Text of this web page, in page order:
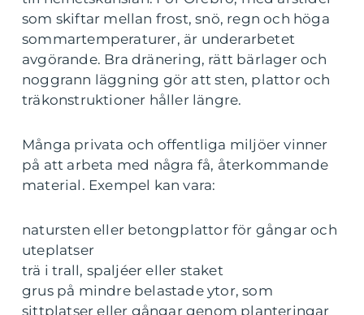
som skiftar mellan frost, snö, regn och höga
sommartemperaturer, är underarbetet
avgörande. Bra dränering, rätt bärlager och
noggrann läggning gör att sten, plattor och
träkonstruktioner håller längre.
Många privata och offentliga miljöer vinner
på att arbeta med några få, återkommande
material. Exempel kan vara:
natursten eller betongplattor för gångar och
uteplatser
trä i trall, spaljéer eller staket
grus på mindre belastade ytor, som
sittplatser eller gångar genom planteringar